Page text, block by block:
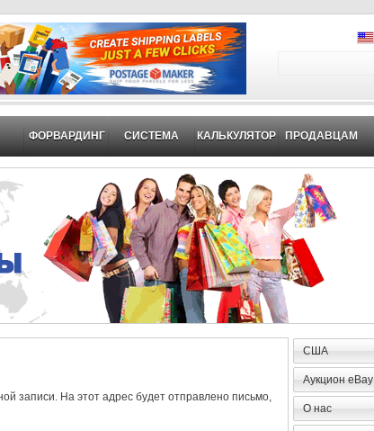
ФОРВАРДИНГ СИСТЕМА КАЛЬКУЛЯТОР ПРОДАВЦАМ
записи. На этот адрес будет отправлено письмо,
США
Аукцион eBay
О нас